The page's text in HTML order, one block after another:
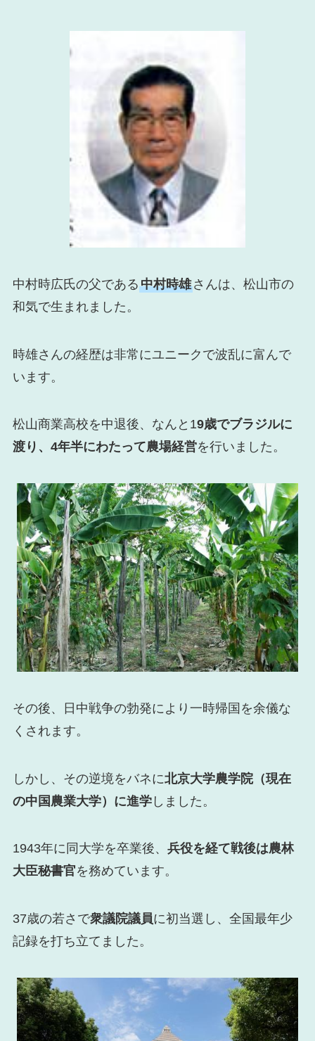
中村時広氏の父である中村時雄さんは、松山市の
和気で生まれました。
時雄さんの経歴は非常にユニークで波乱に富んで
います。
松山商業高校を中退後、なんと19歳でブラジルに
渡り、4年半にわたって農場経営を行いました。
その後、日中戦争の勃発により一時帰国を余儀な
くされます。
しかし、その逆境をバネに北京大学農学院（現在
の中国農業大学）に進学しました。
1943年に同大学を卒業後、 兵役を経て戦後は農林
大臣秘書官を務めています。
37歳の若さで衆議院議員に初当選し、全国最年少
記録を打ち立てました。